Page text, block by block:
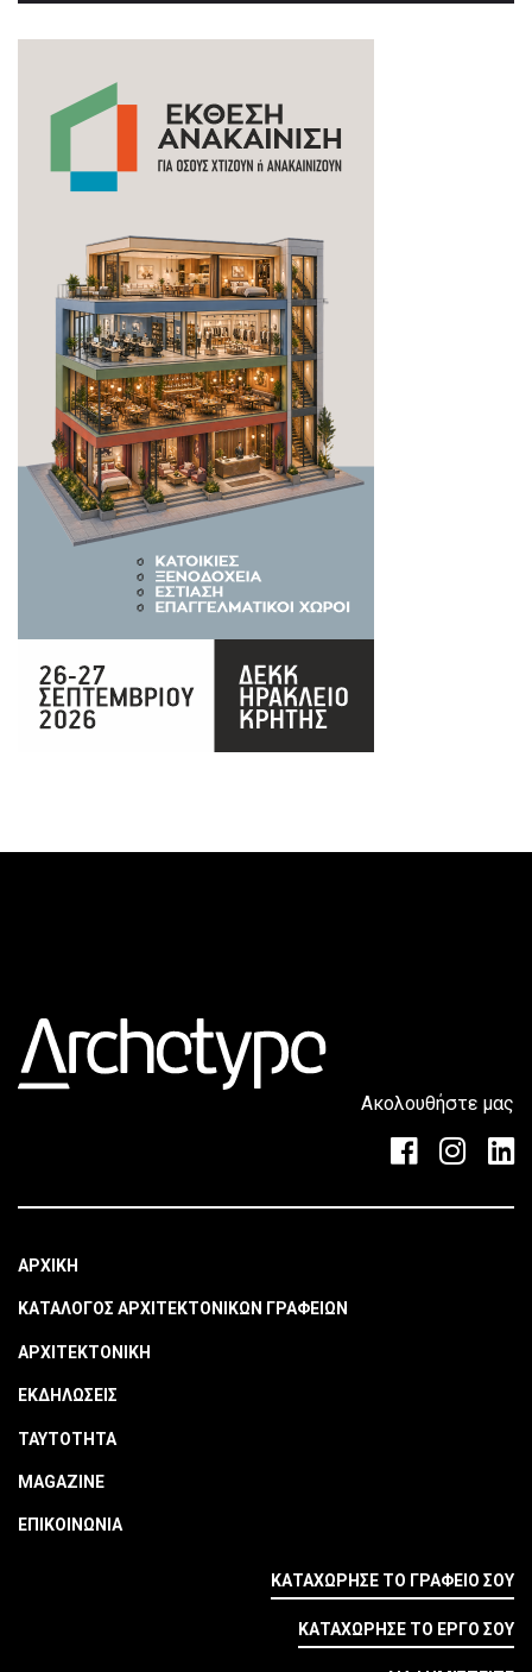
Ακολουθήστε μας
ΑΡΧΙΚΗ
ΚΑΤΑΛΟΓΟΣ ΑΡΧΙΤΕΚΤΟΝΙΚΩΝ ΓΡΑΦΕΙΩΝ
ΑΡΧΙΤΕΚΤΟΝΙΚΗ
ΕΚΔΗΛΩΣΕΙΣ
ΤΑΥΤΟΤΗΤΑ
MAGAZINE
ΕΠΙΚΟΙΝΩΝΙΑ
ΚΑΤΑΧΩΡΗΣΕ ΤΟ ΓΡΑΦΕΙΟ ΣΟΥ
ΚΑΤΑΧΩΡΗΣΕ ΤΟ ΕΡΓΟ ΣΟΥ